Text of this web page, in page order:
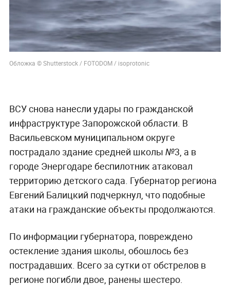
Обложка © Shutterstock / FOTODOM / isoprotonic
ВСУ снова нанесли удары по гражданской
инфраструктуре Запорожской области. В
Васильевском муниципальном округе
пострадало здание средней школы №3, а в
городе Энергодаре беспилотник атаковал
территорию детского сада. Губернатор региона
Евгений Балицкий подчеркнул, что подобные
атаки на гражданские объекты продолжаются.
По информации губернатора, повреждено
остекление здания школы, обошлось без
пострадавших. Всего за сутки от обстрелов в
регионе погибли двое, ранены шестеро.